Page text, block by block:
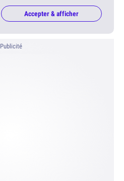
Accepter & afficher
Publicité